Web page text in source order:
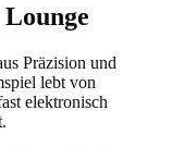
Präzision und
lebt von
elektronisch